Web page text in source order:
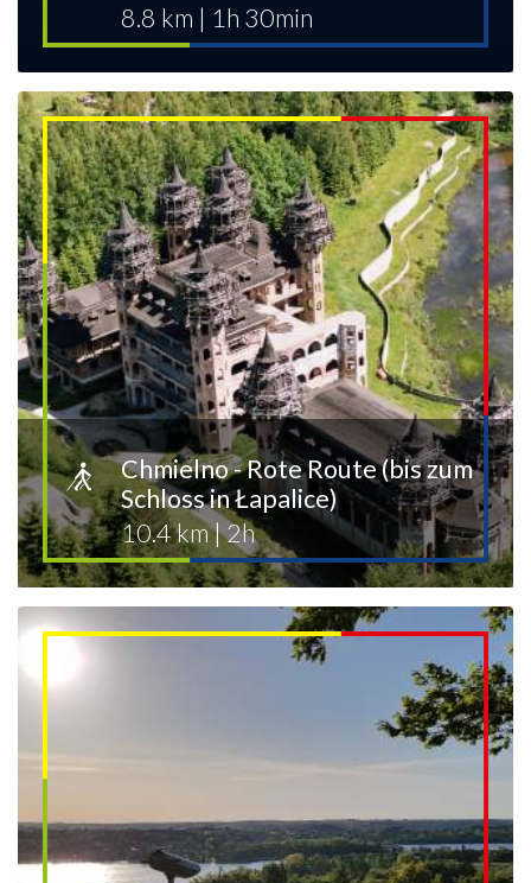
8.8 km | 1h 30min
Chmielno - Rote Route (bis zum
Schloss in Łapalice)
10.4 km|2h